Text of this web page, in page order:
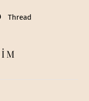
Thread